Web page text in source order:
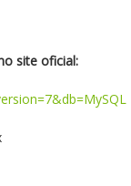
site oficial: